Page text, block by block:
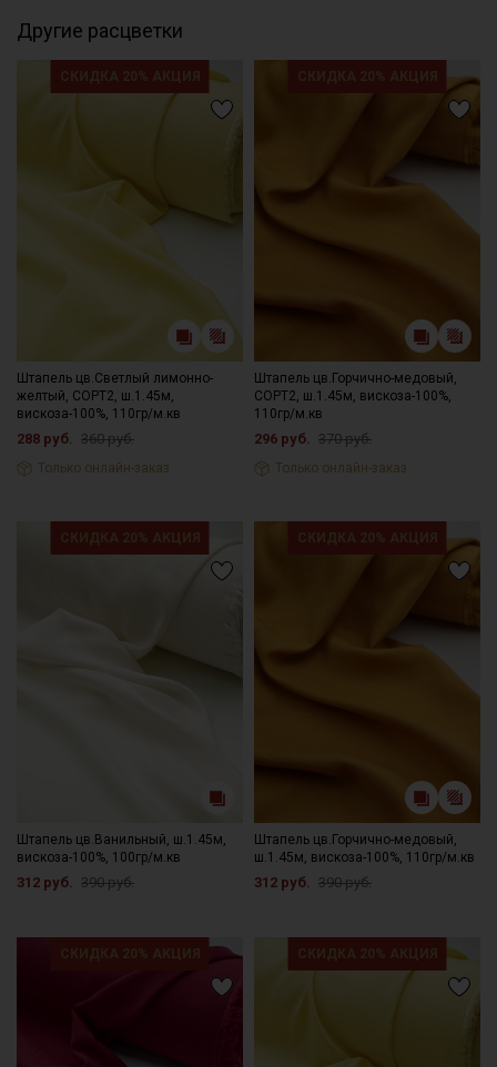
прополосните отрез в воде до прозрачной воды при t
дальнейших стирок, но не выше 40С, подсушите в один слой и
Край ткани склонен к осыпанию, рекомендуем увеличить
- запрещены отбеливатели
- сушить в подвешенном и расправленном состоянии
зависимости от партии.
Другие расцветки
Штапель цв.Светлый лимонно-
желтый, СОРТ2, ш.1.45м,
вискоза-100%, 110гр/м.кв
288 руб. 360 руб.
Только онлайн-заказ
Штапель цв.Горчично-медовый,
СОРТ2, ш.1.45м, вискоза-100%,
110гр/м.кв
296 руб. 370 руб.
Только онлайн-заказ
Штапель цв.Ванильный, ш.1.45м,
вискоза-100%, 100гр/м.кв
312 руб. 390 руб.
Штапель цв.Горчично-медовый,
ш.1.45м, вискоза-100%, 110гр/м.кв
312 руб. 390 руб.